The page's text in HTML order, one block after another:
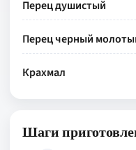
Перец душистый
Перец черный
Крахмал
Шаги